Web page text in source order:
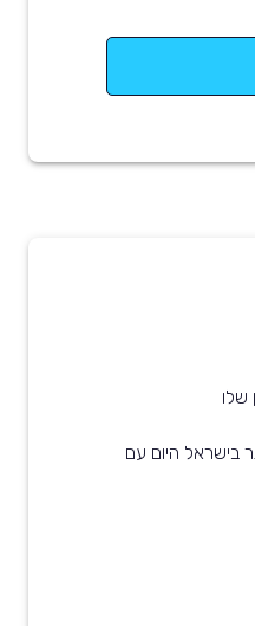
שלו
ביותר בישראל היום עם